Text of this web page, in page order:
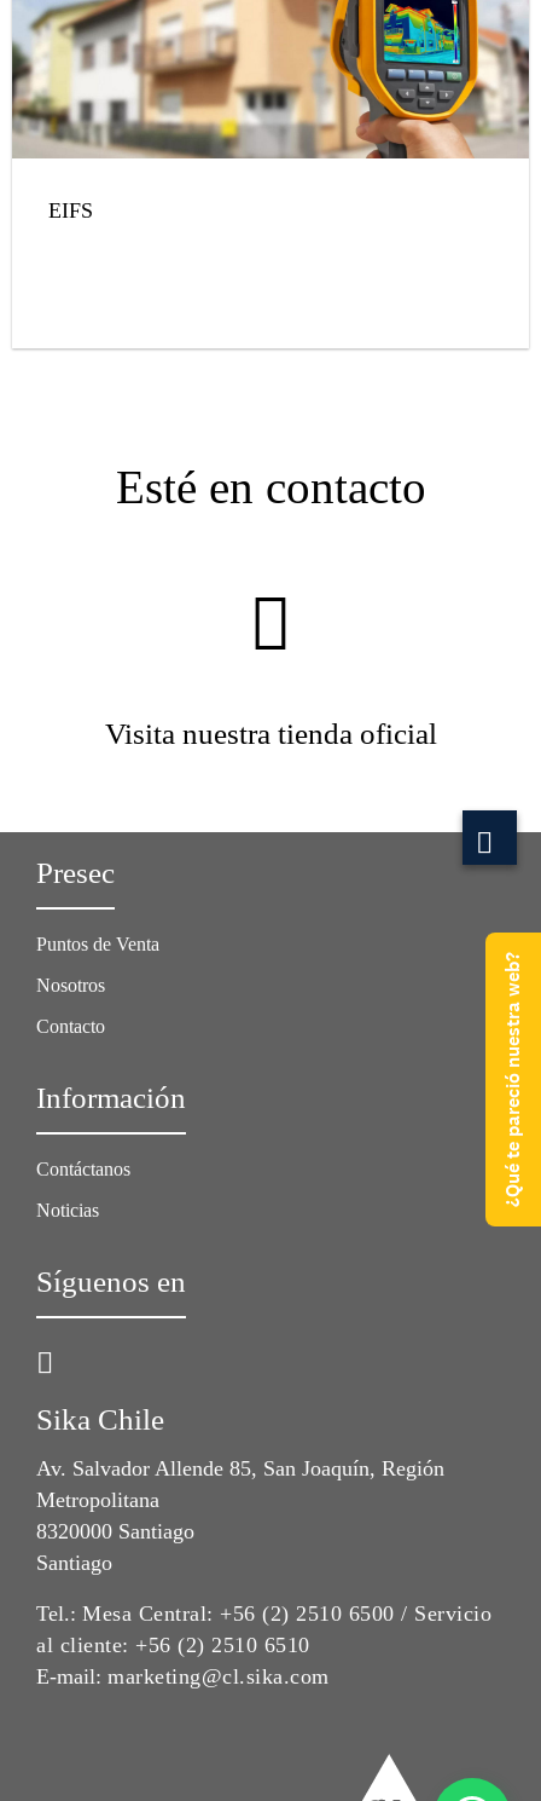
EIFS
Esté en contacto
Visita nuestra tienda oficial
Presec
Puntos de Venta
Nosotros
Contacto
Información
Contáctanos
Noticias
Síguenos en
Sika Chile
Av. Salvador Allende 85, San Joaquín, Región
Metropolitana
8320000 Santiago
Santiago
Tel.: Mesa Central: +56 (2) 2510 6500 / Servicio
al cliente: +56 (2) 2510 6510
E-mail: marketing@cl.sika.com
¿Qué te pareció nuestra web?